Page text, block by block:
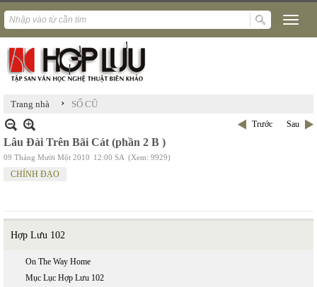
Trang nhà › SỐ CŨ
Trước Sau
Lâu Đài Trên Bãi Cát (phần 2 B )
09 Tháng Mười Một 2010 12:00 SA (Xem: 9929)
CHÍNH ĐẠO
Hợp Lưu 102
On The Way Home
Mục Lục Hợp Lưu 102